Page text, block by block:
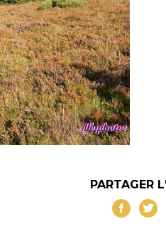
PARTAGER